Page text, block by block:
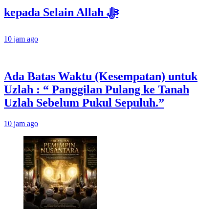
kepada Selain Allah ﷻ
10 jam ago
Ada Batas Waktu (Kesempatan) untuk
Uzlah : “ Panggilan Pulang ke Tanah
Uzlah Sebelum Pukul Sepuluh.”
10 jam ago